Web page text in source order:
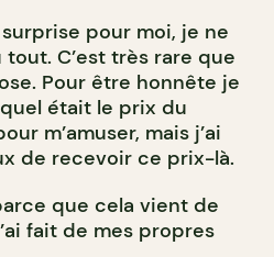
pour moi, je ne
C’est très rare que
Pour être honnête je
était le prix du
m’amuser, mais j’ai
de recevoir ce prix-là.
que cela vient de
fait de mes propres